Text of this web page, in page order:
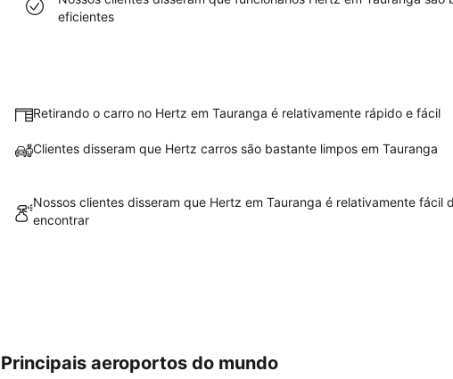
eficientes
Retirando o carro no Hertz em Tauranga é relativamente rápido e fácil
Clientes disseram que Hertz carros são bastante limpos em Tauranga
Nossos clientes disseram que Hertz em Tauranga é relativamente fácil
encontrar
Principais aeroportos do mundo